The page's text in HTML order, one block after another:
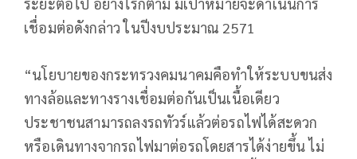
เชื่อมต่อดังกล่าว ในปีงบประมาณ 2571
“นโยบายของกระทรวงคมนาคมคือทำให้ระบบขนส่ง
ทางล้อและทางรางเชื่อมต่อกันเป็นเนื้อเดียว
ประชาชนสามารถลงรถทัวร์แล้วต่อรถไฟได้สะดวก
หรือเดินทางจากรถไฟมาต่อรถโดยสารได้ง่ายขึ้น ไม่